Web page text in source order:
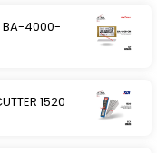
BA-4000-
1520